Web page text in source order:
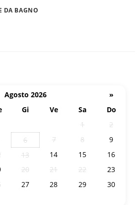
DA BAGNO
Agosto 2026
»
Gi Ve Sa
Do
1
2
6 7 8
9
13 14 15
16
20 21 22
23
27 28 29
30